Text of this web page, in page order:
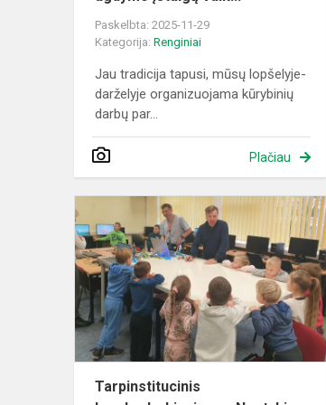
Paskelbta: 2025-11-29
Kategorija: Renginiai
Jau tradicija tapusi, mūsų lopšelyje-
darželyje organizuojama kūrybinių
darbų par...
Plačiau
Tarpinstitucinis